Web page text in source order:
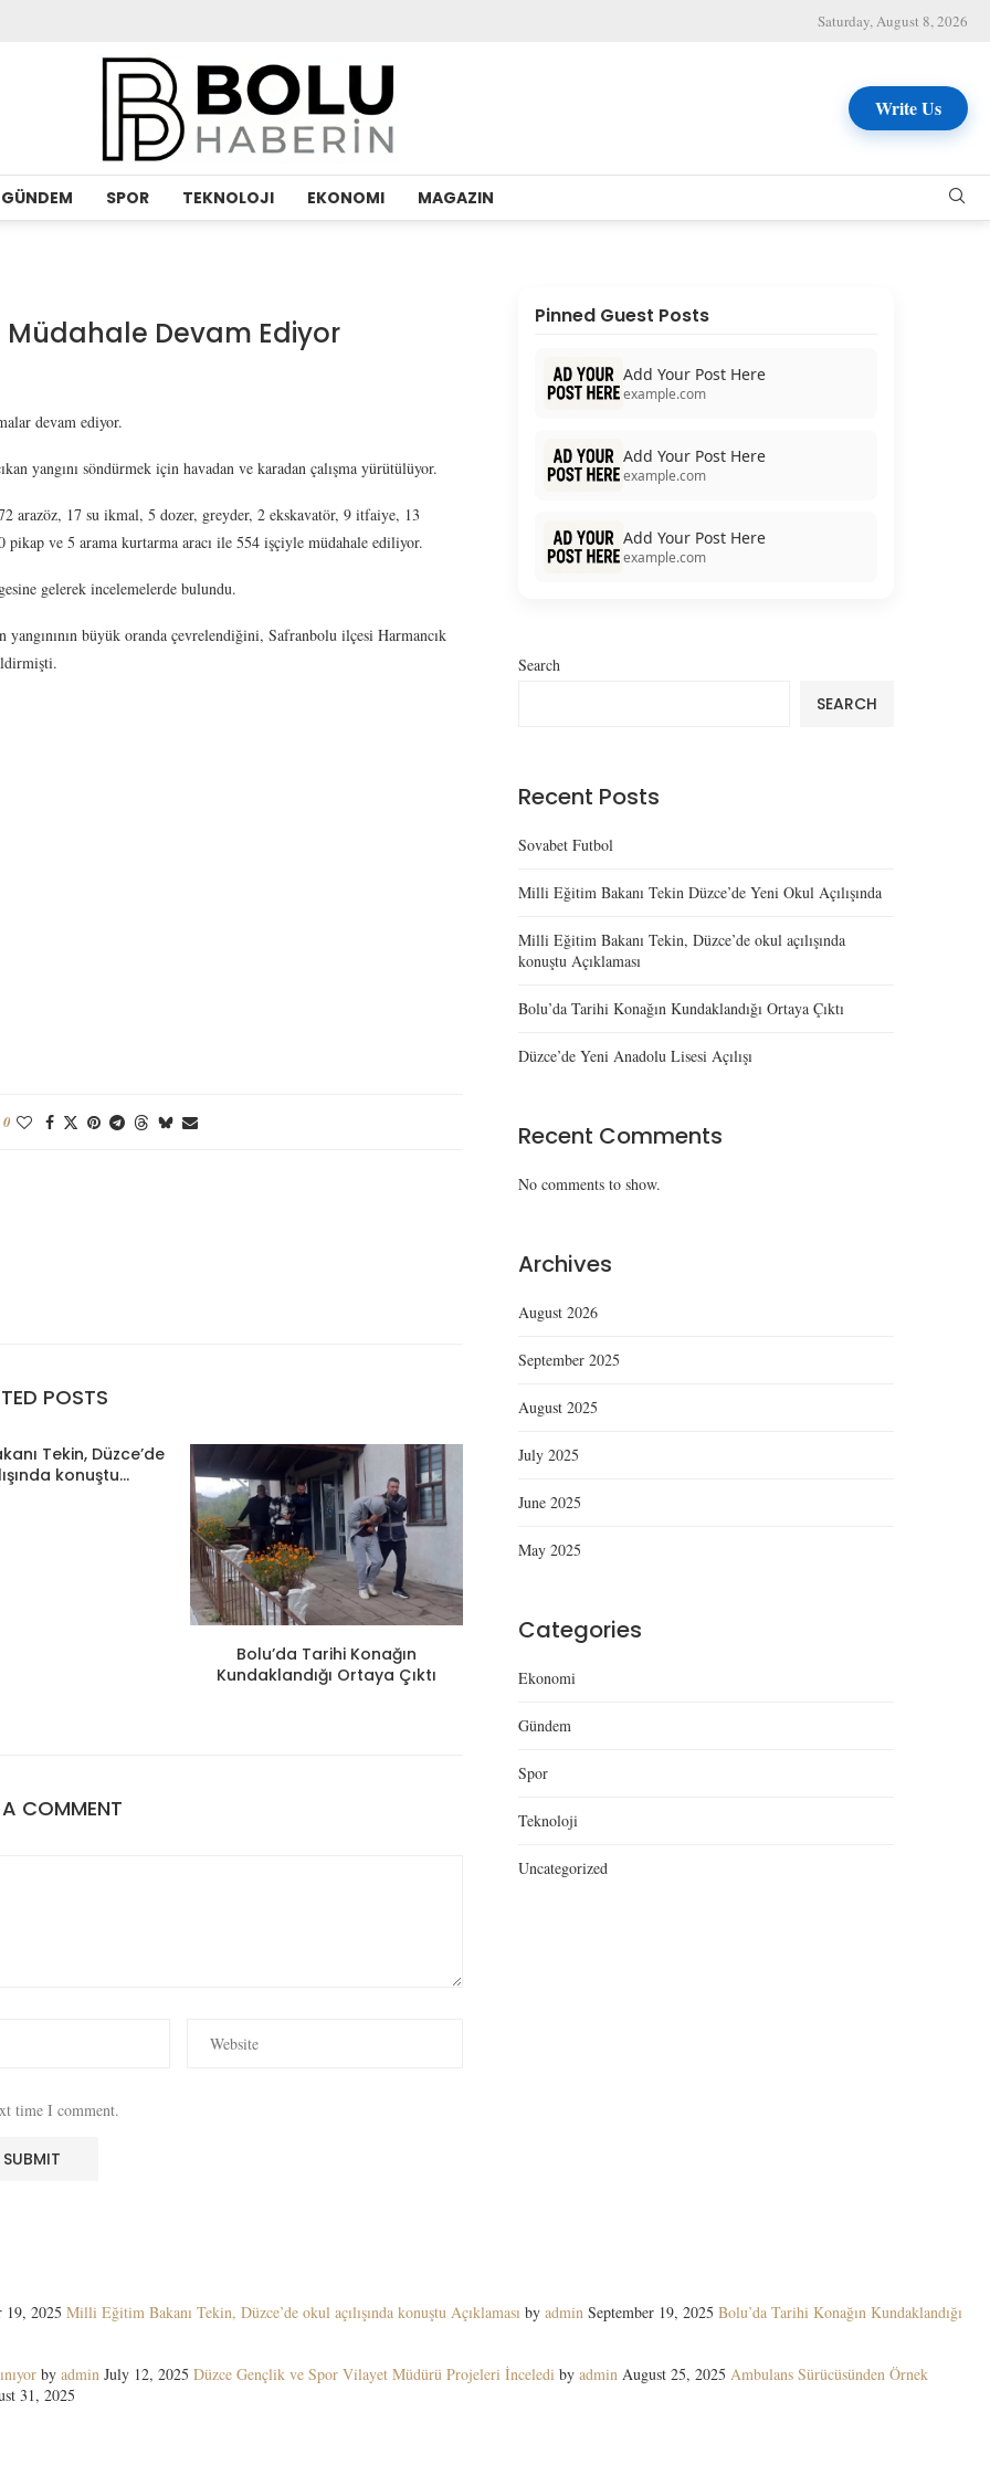
Saturday, August 8, 2026
Write Us
GÜNDEM SPOR TEKNOLOJI EKONOMI MAGAZIN
Müdahale Devam Ediyor
devam ediyor.
yangını söndürmek için havadan ve karadan çalışma yürütülüyor.
arazöz, 17 su ikmal, 5 dozer, greyder, 2 ekskavatör, 9 itfaiye, 13
ve 5 arama kurtarma aracı ile 554 işçiyle müdahale ediliyor.
gelerek incelemelerde bulundu.
büyük oranda çevrelendiğini, Safranbolu ilçesi Harmancık
0
POSTS
Tekin, Düzce’de
konuştu...
Bolu’da Tarihi Konağın
Kundaklandığı Ortaya Çıktı
A COMMENT
time I comment.
Pinned Guest Posts
Add Your Post Here
example.com
Add Your Post Here
example.com
Add Your Post Here
example.com
Search
SEARCH
Recent Posts
Sovabet Futbol
Milli Eğitim Bakanı Tekin Düzce’de Yeni Okul Açılışında
Milli Eğitim Bakanı Tekin, Düzce’de okul açılışında
konuştu Açıklaması
Bolu’da Tarihi Konağın Kundaklandığı Ortaya Çıktı
Düzce’de Yeni Anadolu Lisesi Açılışı
Recent Comments
No comments to show.
Archives
August 2026
September 2025
August 2025
July 2025
June 2025
May 2025
Categories
Ekonomi
Gündem
Spor
Teknoloji
Uncategorized
19, 2025 Milli Eğitim Bakanı Tekin, Düzce’de okul açılışında konuştu Açıklaması by admin September 19, 2025 Bolu’da Tarihi Konağın Kundaklandığı
by admin July 12, 2025 Düzce Gençlik ve Spor Vilayet Müdürü Projeleri İnceledi by admin August 25, 2025 Ambulans Sürücüsünden Örnek
31, 2025